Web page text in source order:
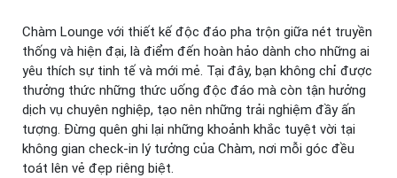
Chàm Lounge với thiết kế độc đáo pha trộn giữa nét truyền
thống và hiện đại, là điểm đến hoàn hảo dành cho những ai
yêu thích sự tinh tế và mới mẻ. Tại đây, bạn không chỉ được
thưởng thức những thức uống độc đáo mà còn tận hưởng
dịch vụ chuyên nghiệp, tạo nên những trải nghiệm đầy ấn
tượng. Đừng quên ghi lại những khoảnh khắc tuyệt vời tại
không gian check-in lý tưởng của Chàm, nơi mỗi góc đều
toát lên vẻ đẹp riêng biệt.